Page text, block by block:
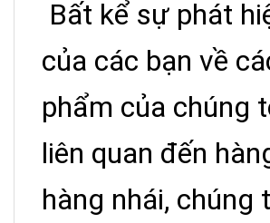
Bất kể sự phát
của các bạn về
phẩm của chúng
liên quan đến
hàng nhái, chúng